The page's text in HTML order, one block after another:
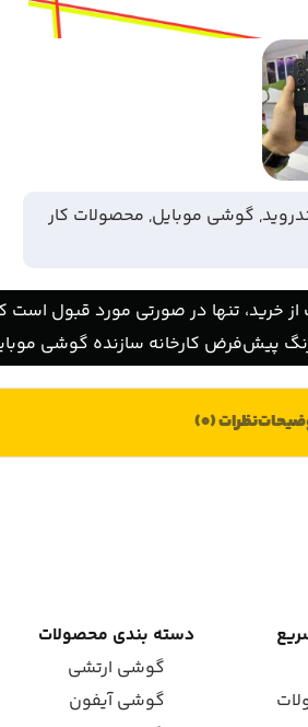
, گوشی موبایل, محصولات کار
خرید، تنها در صورتی مورد قبول است
پیش‌فرض کارخانه سازنده گوشی
نظرات (0)
دسته بندی محصولات
گوشی ارتشی
گوشی آیفون